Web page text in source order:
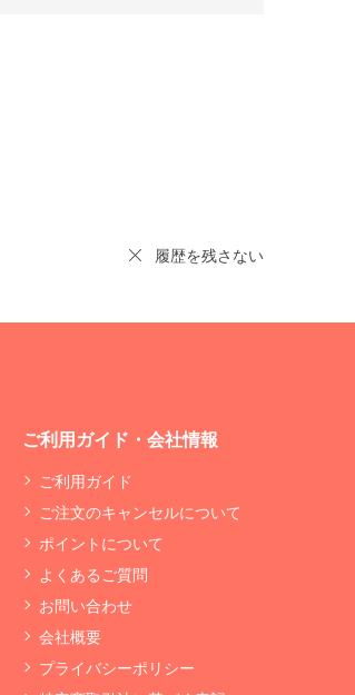
履歴を残さない
ご利用ガイド・会社情報
ご利用ガイド
ご注文のキャンセルについて
ポイントについて
よくあるご質問
お問い合わせ
会社概要
プライバシーポリシー